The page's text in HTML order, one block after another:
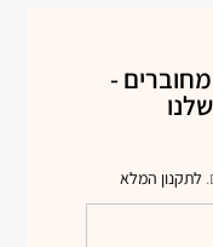
-
לתקנון המלא